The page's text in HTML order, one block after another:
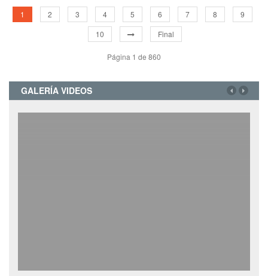
1 2 3 4 5 6 7 8
9
10
Final
Página 1 de 860
GALERÍA VIDEOS